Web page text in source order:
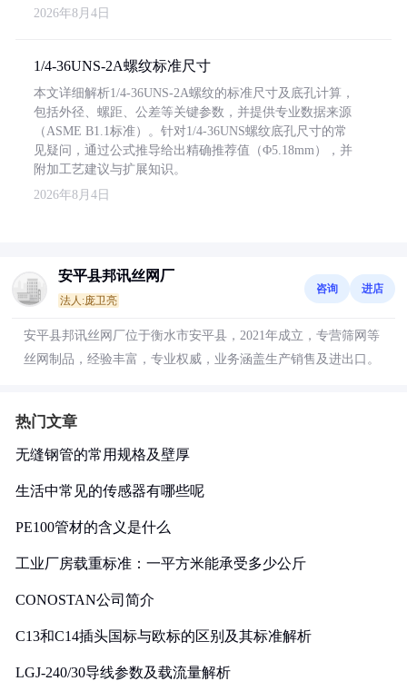
2026年8月4日
1/4-36UNS-2A螺纹标准尺寸
本文详细解析1/4-36UNS-2A螺纹的标准尺寸及底孔计算，
包括外径、螺距、公差等关键参数，并提供专业数据来源
（ASME B1.1标准）。针对1/4-36UNS螺纹底孔尺寸的常
见疑问，通过公式推导给出精确推荐值（Φ5.18mm），并
附加工艺建议与扩展知识。
2026年8月4日
安平县邦讯丝网厂
法人:庞卫亮
咨询 进店
安平县邦讯丝网厂位于衡水市安平县，2021年成立，专营筛网等
丝网制品，经验丰富，专业权威，业务涵盖生产销售及进出口。
热门文章
无缝钢管的常用规格及壁厚
生活中常见的传感器有哪些呢
PE100管材的含义是什么
工业厂房载重标准：一平方米能承受多少公斤
CONOSTAN公司简介
C13和C14插头国标与欧标的区别及其标准解析
LGJ-240/30导线参数及载流量解析